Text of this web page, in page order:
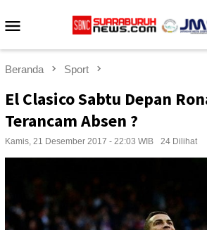
ke
Beranda Sport
El Clasico Sabtu Depan
Terancam Absen ?
Kamis, 21 Desember 2017 - 22:03 WIB 24 Dilihat